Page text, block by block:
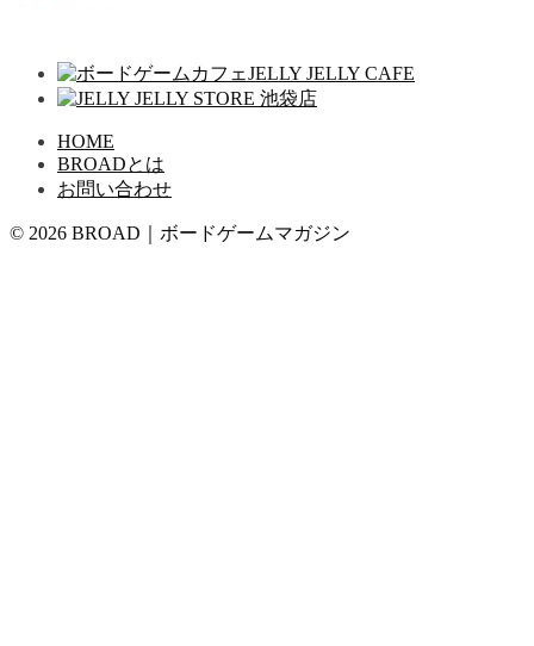
HOME
BROADとは
お問い合わせ
© 2026 BROAD｜ボードゲームマガジン